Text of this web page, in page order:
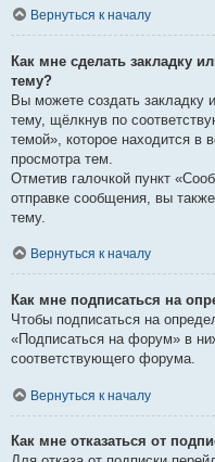
Вернуться к началу
Как мне сделать закладку
тему?
Вы можете создать закладку
тему, щёлкнув по
темой», которое находится в
просмотра тем.
Отметив галочкой пункт
отправке сообщения, вы
тему.
Вернуться к началу
Как мне подписаться на
Чтобы подписаться на
«Подписаться на форум» в
соответствующего форума.
Вернуться к началу
Как мне отказаться от